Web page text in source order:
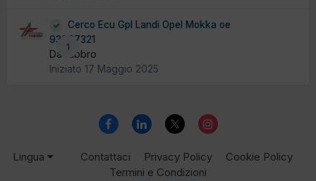
1
Cerco Ecu Gpl Landi Opel Mokka oe
93867321
Da fabbro
Iniziato 17 Maggio 2025
Lingua Contattaci Privacy Policy
Cookie Policy
Termini e Condizioni